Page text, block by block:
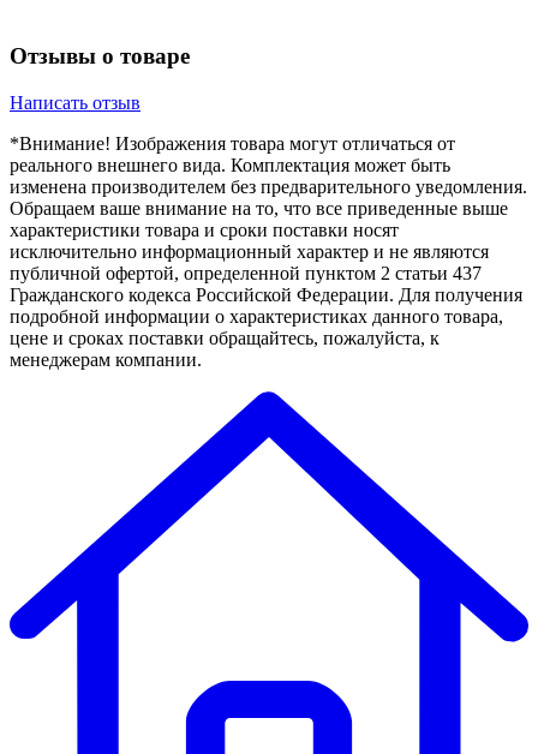
Отзывы о товаре
Написать отзыв
*Внимание! Изображения товара могут отличаться от
реального внешнего вида. Комплектация может быть
изменена производителем без предварительного уведомления.
Обращаем ваше внимание на то, что все приведенные выше
характеристики товара и сроки поставки носят
исключительно информационный характер и не являются
публичной офертой, определенной пунктом 2 статьи 437
Гражданского кодекса Российской Федерации. Для получения
подробной информации о характеристиках данного товара,
цене и сроках поставки обращайтесь, пожалуйста, к
менеджерам компании.